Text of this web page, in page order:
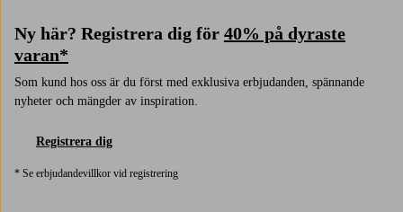
Ny här? Registrera dig för 40% på dyraste
varan*
Som kund hos oss är du först med exklusiva erbjudanden, spännande
nyheter och mängder av inspiration.
Registrera dig
* Se erbjudandevillkor vid registrering